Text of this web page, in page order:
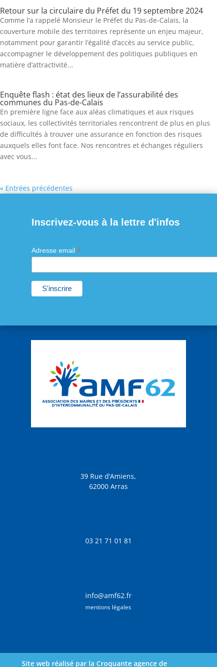
Retour sur la circulaire du Préfet du 19 septembre 2024
Comme l’a rappelé Monsieur le Préfet du Pas-de-Calais, la
couverture mobile des territoires représente un enjeu majeur,
notamment pour garantir l’égalité d’accès au service public,
accompagner le développement des politiques publiques en
matière d’attractivité...
Enquête flash : état des lieux de l’assurabilité des
communes du Pas-de-Calais
En première ligne face aux aléas climatiques et aux risques
sociaux, les collectivités territoriales rencontrent de plus en plus
de difficultés à trouver une assurance en fonction des risques
auxquels elles font face. Nos rencontres et échanges réguliers
avec vous...
« Entrées précédentes
Inscrivez-vous à la lettre d'infos
Adresse email *
39 Rue d’Amiens,
62000 Arras
03 21 71 01 81
info@amf62.fr
mentions légales
Site web réalisé par la Croquante agence de